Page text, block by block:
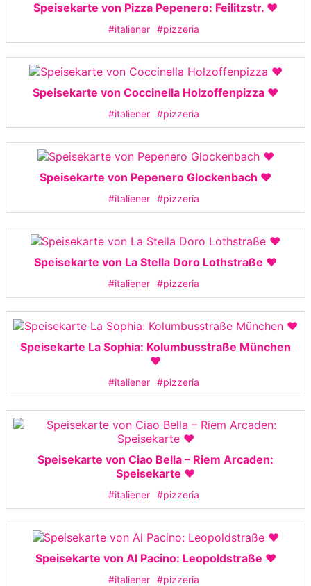
Speisekarte von Pizza Pepenero: Feilitzstr. ❤️
#italiener #pizzeria
Speisekarte von Coccinella Holzoffenpizza ❤️
#italiener #pizzeria
Speisekarte von Pepenero Glockenbach ❤️
#italiener #pizzeria
Speisekarte von La Stella Doro Lothstraße ❤️
#italiener #pizzeria
Speisekarte La Sophia: Kolumbusstraße München
❤️
#italiener #pizzeria
Speisekarte von Ciao Bella – Riem Arcaden:
Speisekarte ❤️
#italiener #pizzeria
Speisekarte von Al Pacino: Leopoldstraße ❤️
#italiener #pizzeria